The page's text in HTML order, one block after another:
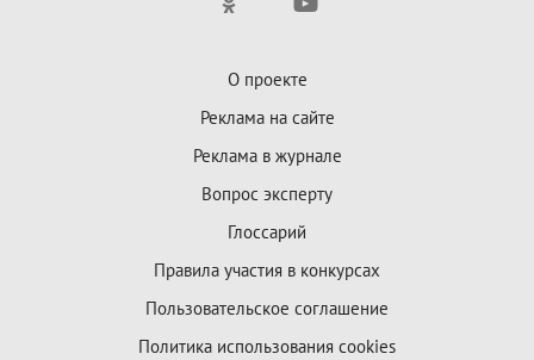
О проекте
Реклама на сайте
Реклама в журнале
Вопрос эксперту
Глоссарий
Правила участия в конкурсах
Пользовательское соглашение
Политика использования cookies